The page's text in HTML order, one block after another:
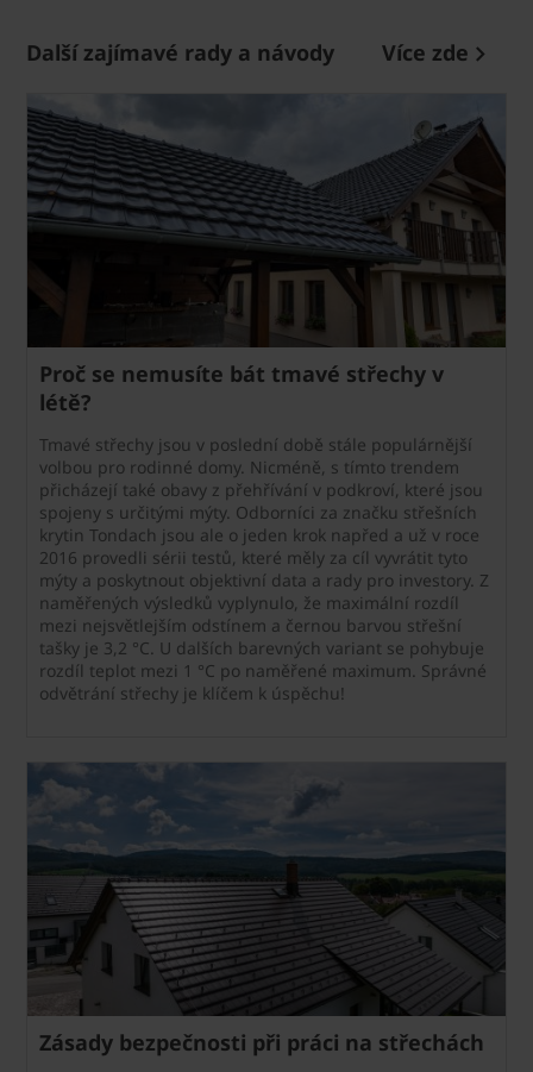
Další zajímavé rady a návody Více zde
Proč se nemusíte bát tmavé střechy v
létě?
Tmavé střechy jsou v poslední době stále populárnější
volbou pro rodinné domy. Nicméně, s tímto trendem
přicházejí také obavy z přehřívání v podkroví, které jsou
spojeny s určitými mýty. Odborníci za značku střešních
krytin Tondach jsou ale o jeden krok napřed a už v roce
2016 provedli sérii testů, které měly za cíl vyvrátit tyto
mýty a poskytnout objektivní data a rady pro investory. Z
naměřených výsledků vyplynulo, že maximální rozdíl
mezi nejsvětlejším odstínem a černou barvou střešní
tašky je 3,2 °C. U dalších barevných variant se pohybuje
rozdíl teplot mezi 1 °C po naměřené maximum. Správné
odvětrání střechy je klíčem k úspěchu!
Zásady bezpečnosti při práci na střechách